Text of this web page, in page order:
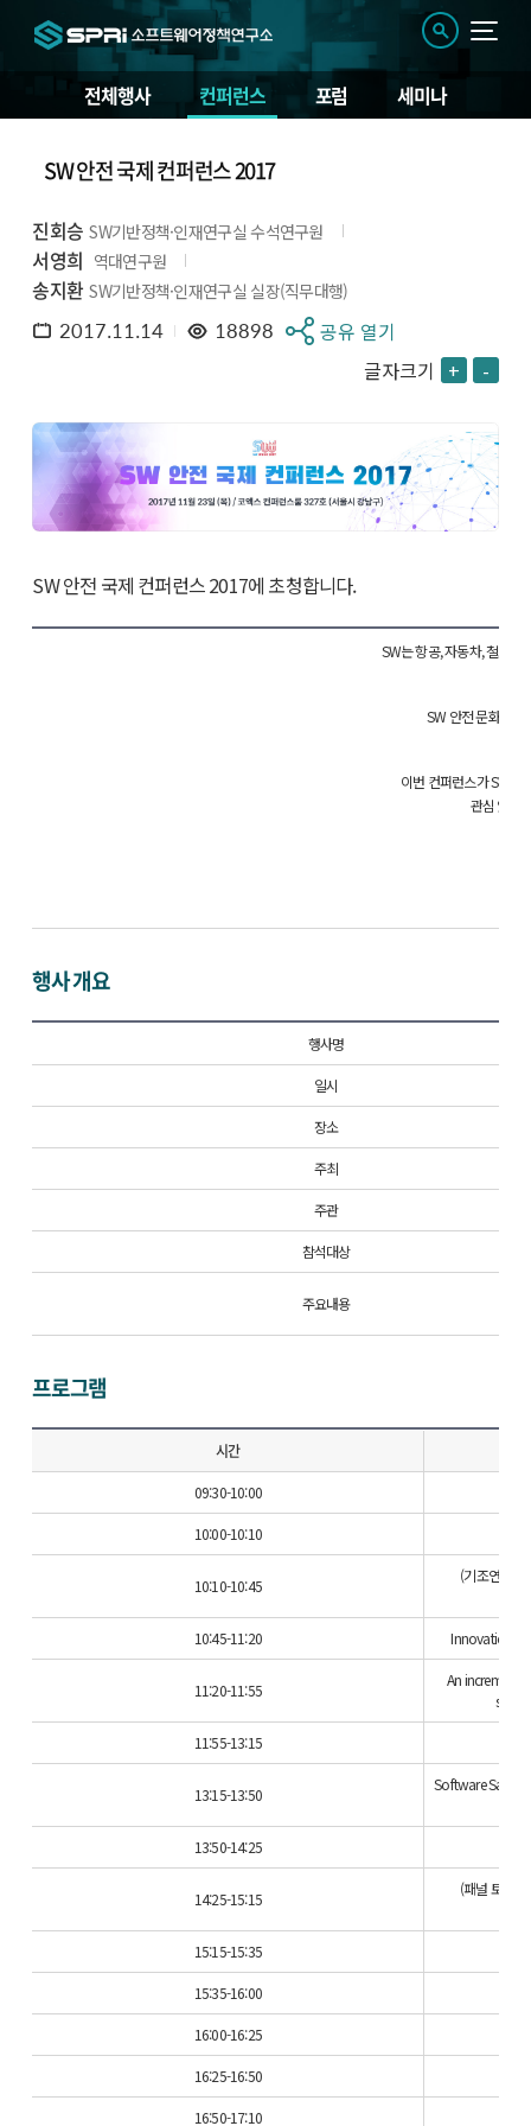
전체행사 컨퍼런스 포럼 세미나
SW 안전 국제 컨퍼런스 2017
진회승 SW기반정책·인재연구실 수석연구원
서영희 역대연구원
송지환 SW기반정책·인재연구실 실장(직무대행)
2017.11.14 18898
공유 열기
글자크기 + -
SW 안전 국제 컨퍼런스 2017에 초청합니다.
SW는 항공, 자동차, 철도,
SW 안전 문화 확
이번 컨퍼런스가 SW
관심 있는
행사 개요
행사명
일시
장소
주최
주관
참석대상
주요내용
프로그램
시간
09:30-10:00
10:00-10:10
10:10-10:45
(기조연설)
10:45-11:20 Innovation
11:20-11:55
An
11:55-13:15
13:15-13:50
Software Safety
13:50-14:25
14:25-15:15
(패널 토의)
15:15-15:35
15:35-16:00
16:00-16:25
16:25-16:50
16:50-17:10